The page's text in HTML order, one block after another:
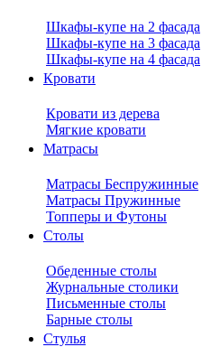
Шкафы-купе на 2 фасада
Шкафы-купе на 3 фасада
Шкафы-купе на 4 фасада
Кровати
Кровати из дерева
Мягкие кровати
Матрасы
Матрасы Беспружинные
Матрасы Пружинные
Топперы и Футоны
Столы
Обеденные столы
Журнальные столики
Письменные столы
Барные столы
Стулья